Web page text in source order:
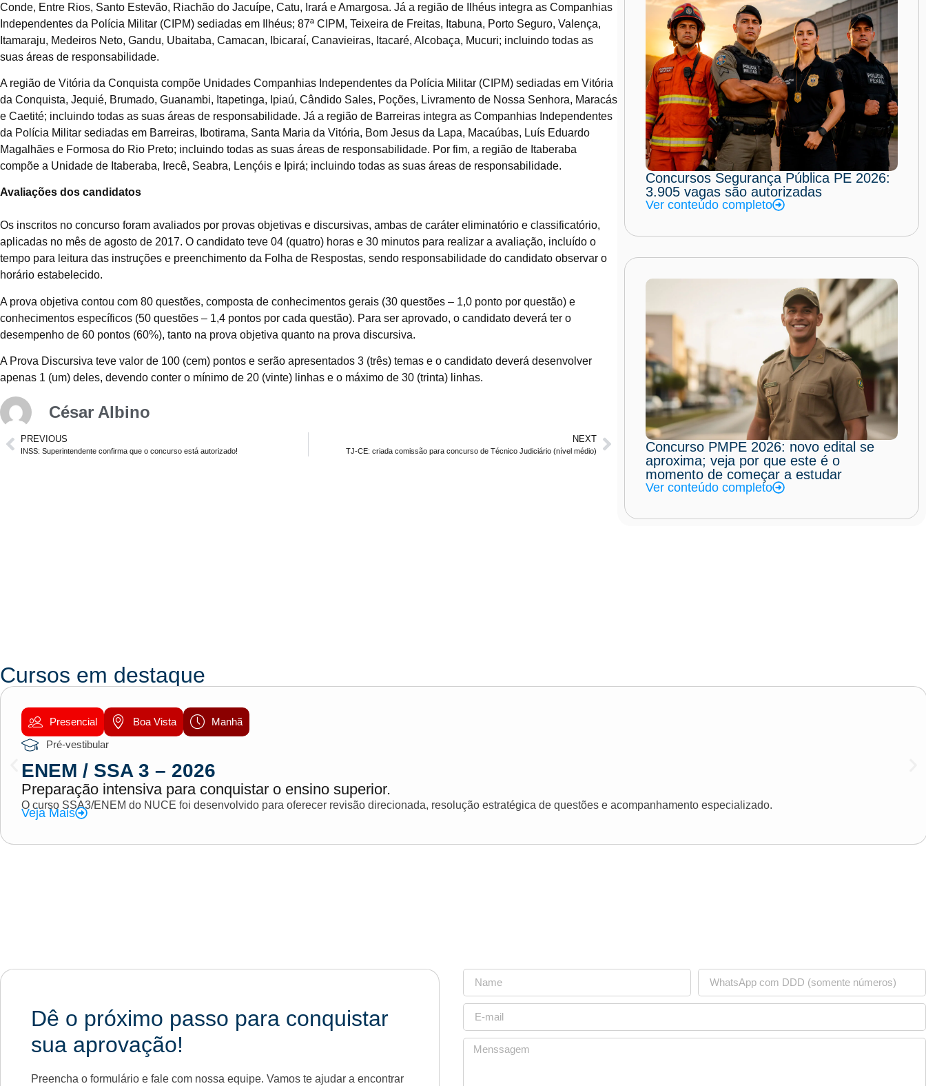
Conde, Entre Rios, Santo Estevão, Riachão do Jacuípe, Catu, Irará e Amargosa. Já a região de Ilhéus integra as Companhias
Independentes da Polícia Militar (CIPM) sediadas em Ilhéus; 87ª CIPM, Teixeira de Freitas, Itabuna, Porto Seguro, Valença,
Itamaraju, Medeiros Neto, Gandu, Ubaitaba, Camacan, Ibicaraí, Canavieiras, Itacaré, Alcobaça, Mucuri; incluindo todas as
suas áreas de responsabilidade.
A região de Vitória da Conquista compõe Unidades Companhias Independentes da Polícia Militar (CIPM) sediadas em Vitória
da Conquista, Jequié, Brumado, Guanambi, Itapetinga, Ipiaú, Cândido Sales, Poções, Livramento de Nossa Senhora, Maracás
e Caetité; incluindo todas as suas áreas de responsabilidade. Já a região de Barreiras integra as Companhias Independentes
da Polícia Militar sediadas em Barreiras, Ibotirama, Santa Maria da Vitória, Bom Jesus da Lapa, Macaúbas, Luís Eduardo
Magalhães e Formosa do Rio Preto; incluindo todas as suas áreas de responsabilidade. Por fim, a região de Itaberaba
compõe a Unidade de Itaberaba, Irecê, Seabra, Lençóis e Ipirá; incluindo todas as suas áreas de responsabilidade.
Avaliações dos candidatos
Os inscritos no concurso foram avaliados por provas objetivas e discursivas, ambas de caráter eliminatório e classificatório,
aplicadas no mês de agosto de 2017. O candidato teve 04 (quatro) horas e 30 minutos para realizar a avaliação, incluído o
tempo para leitura das instruções e preenchimento da Folha de Respostas, sendo responsabilidade do candidato observar o
horário estabelecido.
A prova objetiva contou com 80 questões, composta de conhecimentos gerais (30 questões – 1,0 ponto por questão) e
conhecimentos específicos (50 questões – 1,4 pontos por cada questão). Para ser aprovado, o candidato deverá ter o
desempenho de 60 pontos (60%), tanto na prova objetiva quanto na prova discursiva.
A Prova Discursiva teve valor de 100 (cem) pontos e serão apresentados 3 (três) temas e o candidato deverá desenvolver
apenas 1 (um) deles, devendo conter o mínimo de 20 (vinte) linhas e o máximo de 30 (trinta) linhas.
César Albino
PREVIOUS
INSS: Superintendente confirma que o concurso está autorizado!
NEXT
TJ-CE: criada comissão para concurso de Técnico Judiciário (nível médio)
Concursos Segurança Pública PE 2026:
3.905 vagas são autorizadas
Ver conteúdo completo
Concurso PMPE 2026: novo edital se
aproxima; veja por que este é o
momento de começar a estudar
Ver conteúdo completo
Cursos em destaque
Presencial Boa Vista
Manhã
Pré-vestibular
ENEM / SSA 3 – 2026
Preparação intensiva para conquistar o ensino superior.
O curso SSA3/ENEM do NUCE foi desenvolvido para oferecer revisão direcionada, resolução estratégica de questões e acompanhamento especializado.
Veja Mais
Dê o próximo passo para conquistar
sua aprovação!
Preencha o formulário e fale com nossa equipe. Vamos te ajudar a encontrar